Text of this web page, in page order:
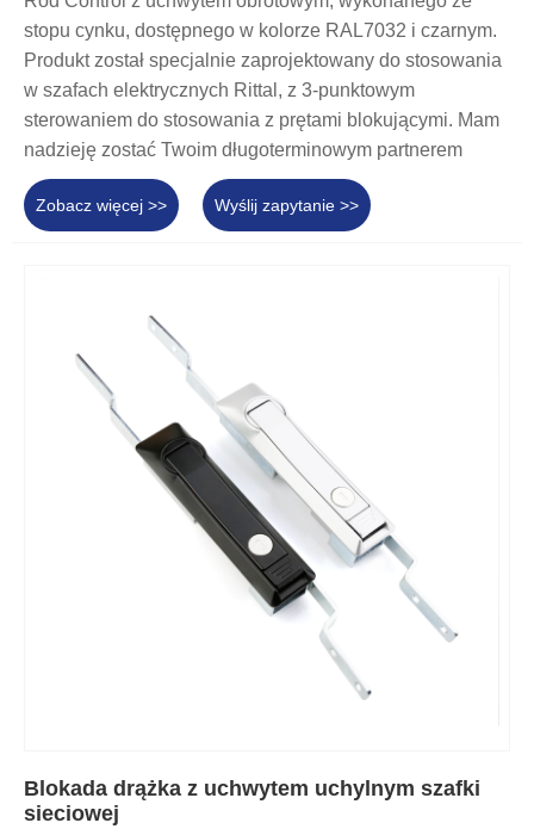
stopu cynku, dostępnego w kolorze RAL7032 i czarnym.
Produkt został specjalnie zaprojektowany do stosowania
w szafach elektrycznych Rittal, z 3-punktowym
sterowaniem do stosowania z prętami blokującymi. Mam
nadzieję zostać Twoim długoterminowym partnerem
Zobacz więcej >> Wyślij zapytanie >>
Blokada drążka z uchwytem uchylnym szafki
sieciowej